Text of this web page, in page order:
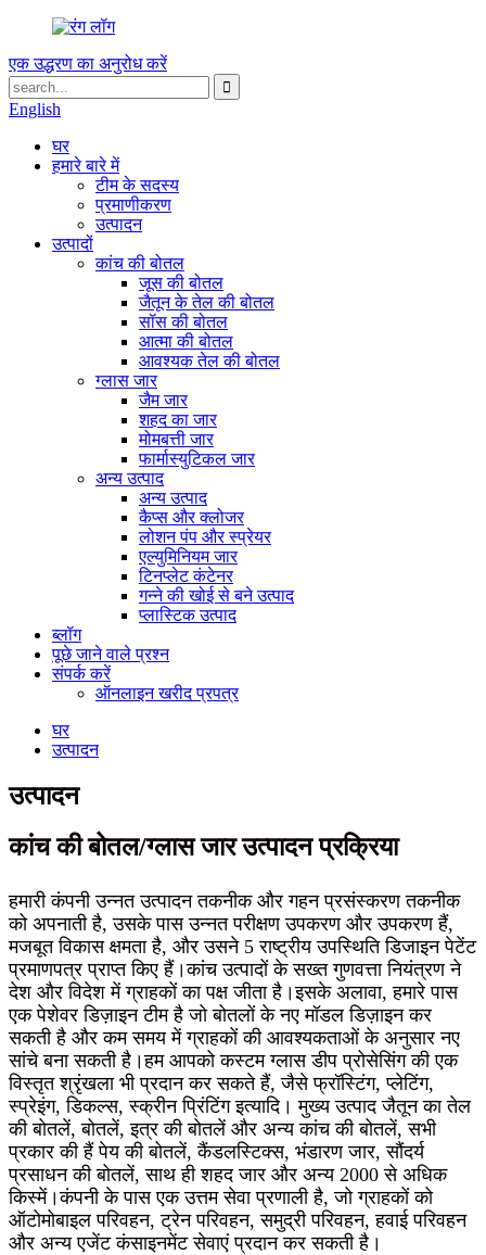
एक उद्धरण का अनुरोध करें
English
घर
हमारे बारे में
टीम के सदस्य
प्रमाणीकरण
उत्पादन
उत्पादों
कांच की बोतल
जूस की बोतल
जैतून के तेल की बोतल
सॉस की बोतल
आत्मा की बोतल
आवश्यक तेल की बोतल
ग्लास जार
जैम जार
शहद का जार
मोमबत्ती जार
फार्मास्युटिकल जार
अन्य उत्पाद
अन्य उत्पाद
कैप्स और क्लोजर
लोशन पंप और स्प्रेयर
एल्युमिनियम जार
टिनप्लेट कंटेनर
गन्ने की खोई से बने उत्पाद
प्लास्टिक उत्पाद
ब्लॉग
पूछे जाने वाले प्रश्न
संपर्क करें
ऑनलाइन खरीद प्रपत्र
घर
उत्पादन
उत्पादन
कांच की बोतल/ग्लास जार उत्पादन प्रक्रिया
हमारी कंपनी उन्नत उत्पादन तकनीक और गहन प्रसंस्करण तकनीक
को अपनाती है, उसके पास उन्नत परीक्षण उपकरण और उपकरण हैं,
मजबूत विकास क्षमता है, और उसने 5 राष्ट्रीय उपस्थिति डिजाइन पेटेंट
प्रमाणपत्र प्राप्त किए हैं।कांच उत्पादों के सख्त गुणवत्ता नियंत्रण ने
देश और विदेश में ग्राहकों का पक्ष जीता है।इसके अलावा, हमारे पास
एक पेशेवर डिज़ाइन टीम है जो बोतलों के नए मॉडल डिज़ाइन कर
सकती है और कम समय में ग्राहकों की आवश्यकताओं के अनुसार नए
सांचे बना सकती है।हम आपको कस्टम ग्लास डीप प्रोसेसिंग की एक
विस्तृत श्रृंखला भी प्रदान कर सकते हैं, जैसे फ्रॉस्टिंग, प्लेटिंग,
स्प्रेइंग, डिकल्स, स्क्रीन प्रिंटिंग इत्यादि। मुख्य उत्पाद जैतून का तेल
की बोतलें, बोतलें, इत्र की बोतलें और अन्य कांच की बोतलें, सभी
प्रकार की हैं पेय की बोतलें, कैंडलस्टिक्स, भंडारण जार, सौंदर्य
प्रसाधन की बोतलें, साथ ही शहद जार और अन्य 2000 से अधिक
किस्में।कंपनी के पास एक उत्तम सेवा प्रणाली है, जो ग्राहकों को
ऑटोमोबाइल परिवहन, ट्रेन परिवहन, समुद्री परिवहन, हवाई परिवहन
और अन्य एजेंट कंसाइनमेंट सेवाएं प्रदान कर सकती है।